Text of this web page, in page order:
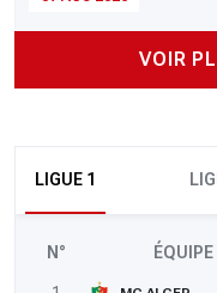
VOIR
LIGUE 1
N° ÉQUIPE